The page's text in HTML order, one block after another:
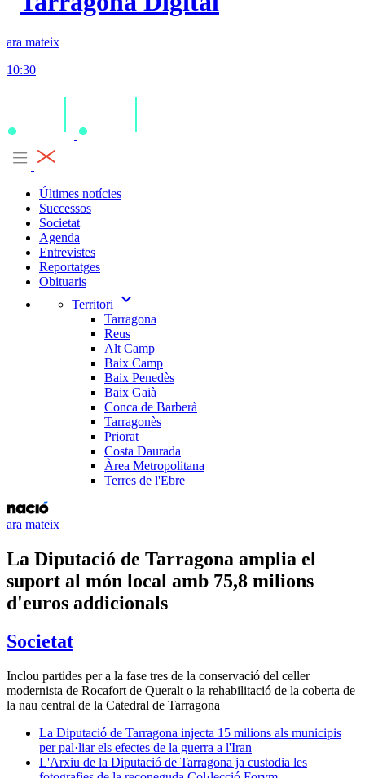
ara mateix
10:30
Últimes notícies
Successos
Societat
Agenda
Entrevistes
Reportatges
Obituaris
Territori
expand_more
Tarragona
Reus
Alt Camp
Baix Camp
Baix Penedès
Baix Gaià
Conca de Barberà
Tarragonès
Priorat
Costa Daurada
Àrea Metropolitana
Terres de l'Ebre
ara mateix
La Diputació de Tarragona amplia el
suport al món local amb 75,8 milions
d'euros addicionals
Societat
Inclou partides per a la fase tres de la conservació del celler
modernista de Rocafort de Queralt o la rehabilitació de la coberta de
la nau central de la Catedral de Tarragona
La Diputació de Tarragona injecta 15 milions als municipis
per pal·liar els efectes de la guerra a l'Iran
L'Arxiu de la Diputació de Tarragona ja custodia les